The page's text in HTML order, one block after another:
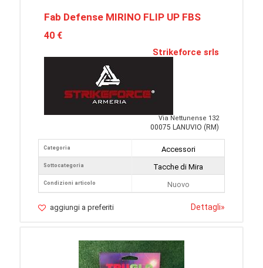
Fab Defense MIRINO FLIP UP FBS
40 €
Strikeforce srls
Via Nettunense 132
00075 LANUVIO (RM)
Categoria
Sottocategoria
Condizioni articolo
Accessori
Tacche di Mira
Nuovo
aggiungi a preferiti Dettagli»